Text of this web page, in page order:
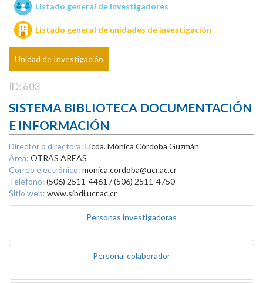
Unidades de investigación
Listado general de investigadores
Listado general de unidades de investigación
Unidad de Investigación
ID: 603
SISTEMA BIBLIOTECA DOCUMENTACIÓN
E INFORMACIÓN
Director o directora: Licda. Mónica Córdoba Guzmán
Área: OTRAS AREAS
Correo electrónico: monica.cordoba@ucr.ac.cr
Teléfono: (506) 2511-4461 / (506) 2511-4750
Sitio web: www.sibdi.ucr.ac.cr
Personas investigadoras
Personal colaborador